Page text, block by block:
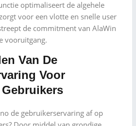
optimaliseert de algehele
voor een vlotte en snelle user
de commitment van AlaWin
vooruitgang.
Van De
Voor
de gebruikerservaring af op